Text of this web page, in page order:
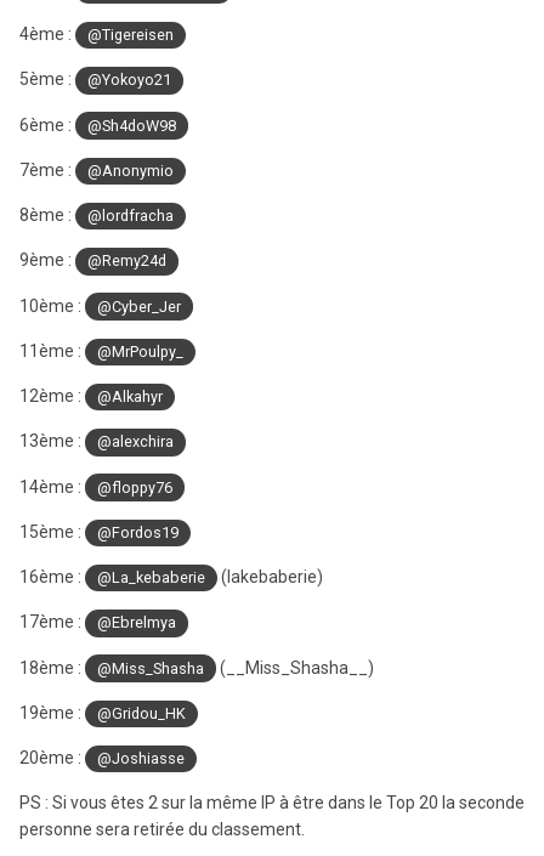
4ème : @Tigereisen
5ème : @Yokoyo21
6ème : @Sh4doW98
7ème : @Anonymio
8ème : @lordfracha
9ème : @Remy24d
10ème : @Cyber_Jer
11ème : @MrPoulp y_
12ème : @Alkahyr
13ème : @alexchira
14ème : @floppy76
15ème : @Fordos19
16ème : @La_kebaberie (lakebaberie)
17ème : @Ebrelmya
18ème : @Miss_Shasha (__Miss_Shasha__)
19ème : @Gridou_HK
20ème : @Joshiasse
PS : Si vous êtes 2 sur la même IP à être dans le Top 20 la seconde
personne sera retirée du classement.